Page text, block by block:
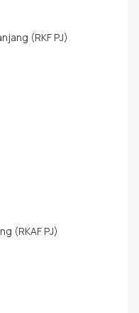
(RKF PJ)
(RKAF PJ)